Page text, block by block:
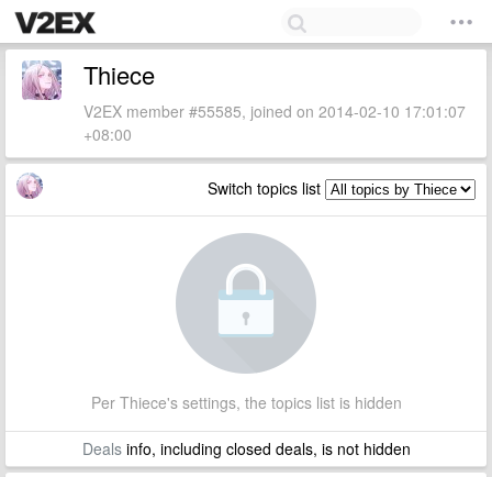
Thiece
V2EX member #55585, joined on 2014-02-10 17:01:07
+08:00
Switch topics list
Per Thiece's settings, the topics list is hidden
Dealsinfo, including closed deals, is not hidden